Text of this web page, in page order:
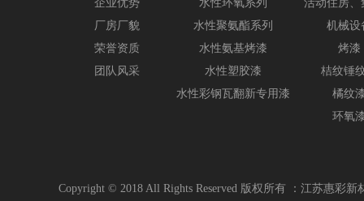
企业优势
厂房厂貌
荣誉资质
团队风采
水性环氧系列
水性聚氨酯系列
水性氨基烤漆
水性塑胶漆
水性彩钢瓦翻新专用漆
活动住房、
机械设
烤漆
桔纹锤
橘纹
环氧
Copyright © 2018 All Rights Reserved 版权所有 ：江苏惠彩